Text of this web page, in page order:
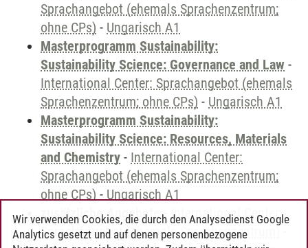
Sprachangebot (ehemals Sprachenzentrum;
ohne CPs) - Ungarisch A1
Masterprogramm Sustainability:
Sustainability Science: Governance and Law -
International Center: Sprachangebot (ehemals
Sprachenzentrum; ohne CPs) - Ungarisch A1
Masterprogramm Sustainability:
Sustainability Science: Resources, Materials
and Chemistry - International Center:
Sprachangebot (ehemals Sprachenzentrum;
ohne CPs) - Ungarisch A1
zusätzliche Angebote- International Center:
Sprachangebot (ehemals Sprachenzentrum)
Wir verwenden Cookies, die durch den Analysedienst Google
Analytics gesetzt und auf denen personenbezogene